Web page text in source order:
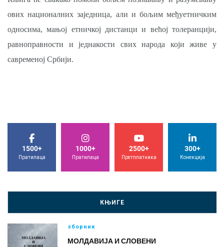
ових националних заједница, али и бољим међуетничким
односима, мањој етничкој дистанци и већој толеранцији,
равноправности и једнакости свих народа који живе у
савременој Србији.
1500+
Пратилаца
1000+
Пратилаца
2500+
Претплатника
300+
Конекција
КЊИГЕ
зборник
МОЛДАВИЈА И СЛОВЕНИ